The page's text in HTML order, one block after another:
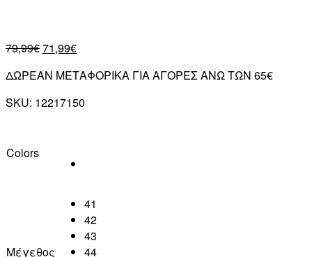
79,99€71,99€
ΔΩΡΕΑΝ ΜΕΤΑΦΟΡΙΚΑ ΓΙΑ ΑΓΟΡΕΣ ΑΝΩ ΤΩΝ 65€
SKU: 12217150
Colors
Μέγεθος
41
42
43
44